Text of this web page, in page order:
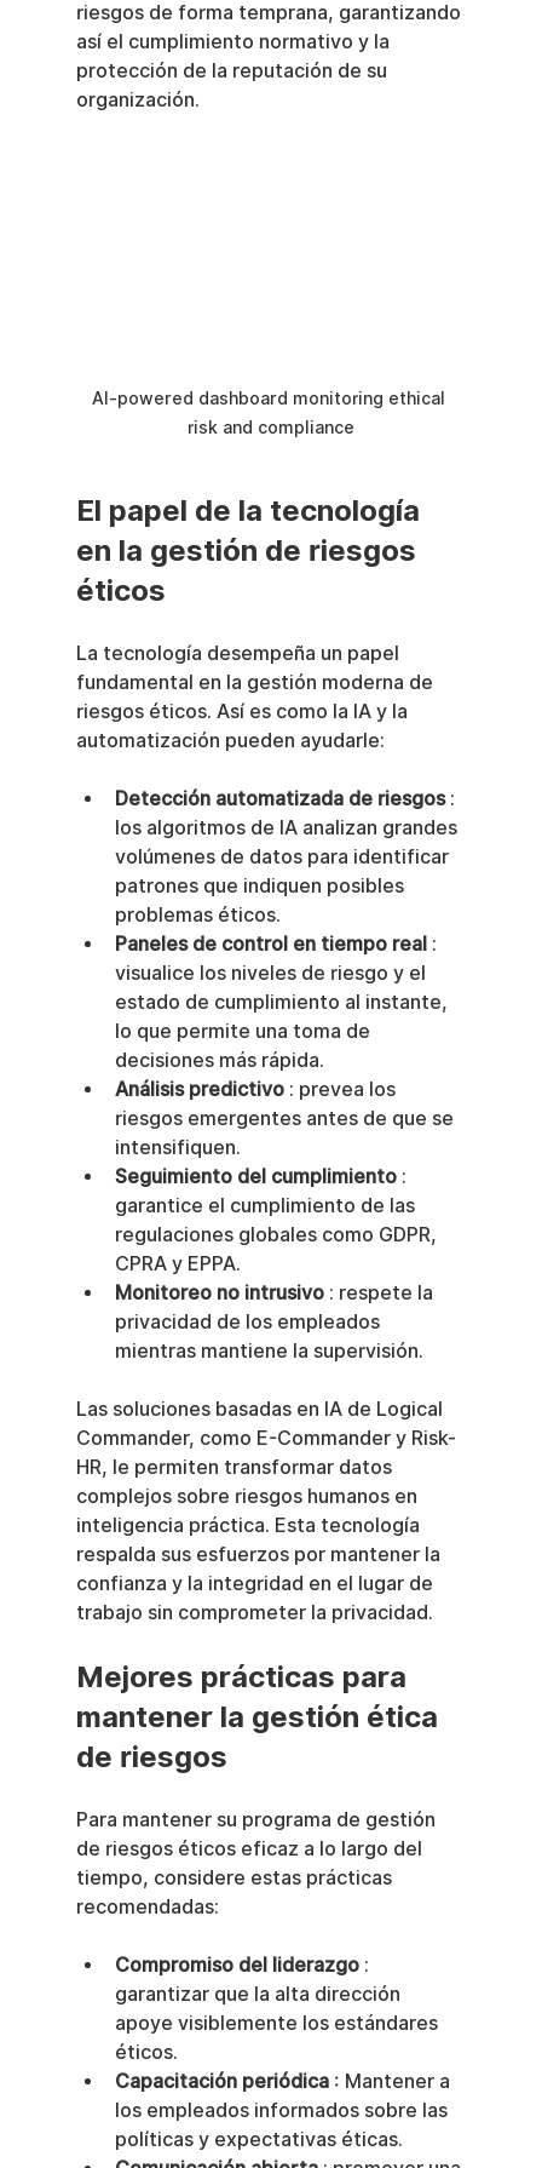
riesgos de forma temprana, garantizando
así el cumplimiento normativo y la
protección de la reputación de su
organización.
AI-powered dashboard monitoring ethical
risk and compliance
El papel de la tecnología
en la gestión de riesgos
éticos
La tecnología desempeña un papel
fundamental en la gestión moderna de
riesgos éticos. Así es como la IA y la
automatización pueden ayudarle:
Detección automatizada de riesgos :
los algoritmos de IA analizan grandes
volúmenes de datos para identificar
patrones que indiquen posibles
problemas éticos.
Paneles de control en tiempo real :
visualice los niveles de riesgo y el
estado de cumplimiento al instante,
lo que permite una toma de
decisiones más rápida.
Análisis predictivo : prevea los
riesgos emergentes antes de que se
intensifiquen.
Seguimiento del cumplimiento :
garantice el cumplimiento de las
regulaciones globales como GDPR,
CPRA y EPPA.
Monitoreo no intrusivo : respete la
privacidad de los empleados
mientras mantiene la supervisión.
Las soluciones basadas en IA de Logical
Commander, como E-Commander y Risk-
HR, le permiten transformar datos
complejos sobre riesgos humanos en
inteligencia práctica. Esta tecnología
respalda sus esfuerzos por mantener la
confianza y la integridad en el lugar de
trabajo sin comprometer la privacidad.
Mejores prácticas para
mantener la gestión ética
de riesgos
Para mantener su programa de gestión
de riesgos éticos eficaz a lo largo del
tiempo, considere estas prácticas
recomendadas:
Compromiso del liderazgo :
garantizar que la alta dirección
apoye visiblemente los estándares
éticos.
Capacitación periódica : Mantener a
los empleados informados sobre las
políticas y expectativas éticas.